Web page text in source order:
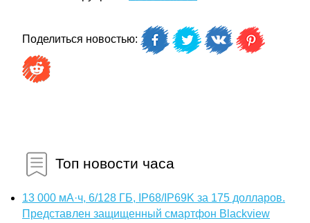
Поделиться новостью:
Топ новости часа
13 000 мА·ч, 6/128 ГБ, IP68/IP69K за 175 долларов.
Представлен защищенный смартфон Blackview